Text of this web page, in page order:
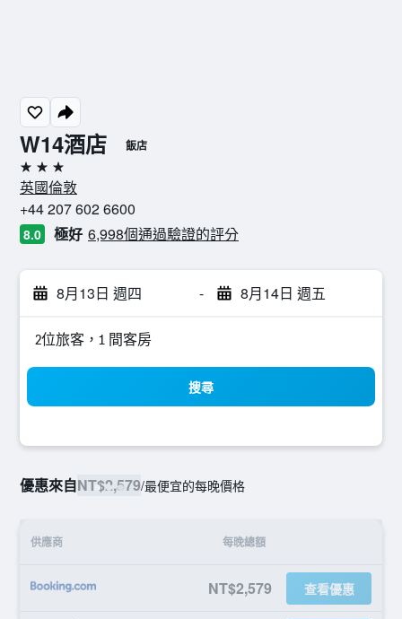
W14酒店 飯店
3星級
英國倫敦
+44 207 602 6600
8.0 極好 6,998個通過驗證的評分
8月13日 週四 - 8月14日 週五
2位旅客，1 間客房
搜尋
優惠來自NT$2,579/最便宜的每晚價格
供應商 每晚總額
NT$2,579 查看優惠